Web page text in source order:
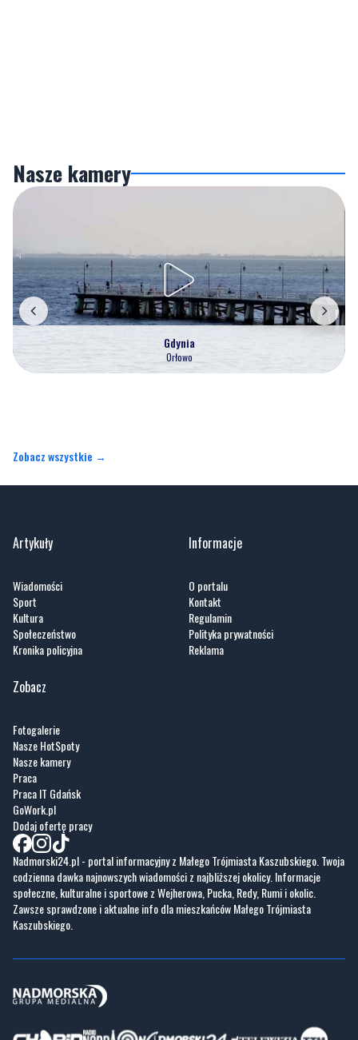
Nasze kamery
Gdynia
Orłowo
Zobacz wszystkie →
Artykuły
Wiadomości
Sport
Kultura
Społeczeństwo
Kronika policyjna
Informacje
O portalu
Kontakt
Regulamin
Polityka prywatności
Reklama
Zobacz
Fotogalerie
Nasze HotSpoty
Nasze kamery
Praca
Praca IT Gdańsk
GoWork.pl
Dodaj ofertę pracy
Nadmorski24.pl - portal informacyjny z Małego Trójmiasta Kaszubskiego. Twoja
codzienna dawka najnowszych wiadomości z najbliższej okolicy. Informacje
społeczne, kulturalne i sportowe z Wejherowa, Pucka, Redy, Rumi i okolic.
Zawsze sprawdzone i aktualne info dla mieszkańców Małego Trójmiasta
Kaszubskiego.